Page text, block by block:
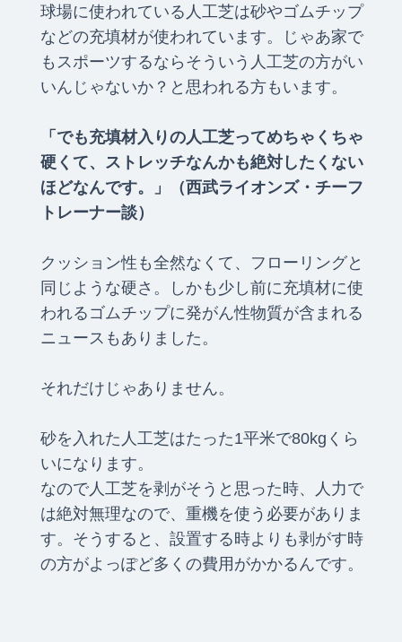
球場に使われている人工芝は砂やゴムチップ
などの充填材が使われています。じゃあ家で
もスポーツするならそういう人工芝の方がい
いんじゃないか？と思われる方もいます。
「でも充填材入りの人工芝ってめちゃくちゃ
硬くて、ストレッチなんかも絶対したくない
ほどなんです。」（西武ライオンズ・チーフ
トレーナー談）
クッション性も全然なくて、フローリングと
同じような硬さ。しかも少し前に充填材に使
われるゴムチップに発がん性物質が含まれる
ニュースもありました。
それだけじゃありません。
砂を入れた人工芝はたった1平米で80kgくら
いになります。
なので人工芝を剥がそうと思った時、人力で
は絶対無理なので、重機を使う必要がありま
す。そうすると、設置する時よりも剥がす時
の方がよっぽど多くの費用がかかるんです。